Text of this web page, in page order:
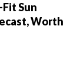
Sun
Worth